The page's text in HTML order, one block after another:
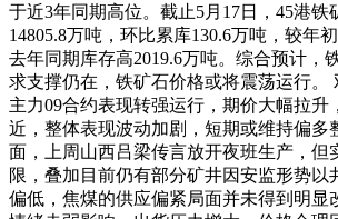
于近3年同期高位。截止5月17日，45港铁
14805.8万吨，环比累库130.6万吨，较年
去年同期库存高2019.6万吨。综合预计，
求支撑仍在，铁矿石价格或将震荡运行。
主力09合约表现转强运行，期价大幅拉升
近，整体表现波动加剧，短期或维持偏多
面，上周山西吕梁传言放开夜班生产，但
限，叠加目前仍有部分矿井因安监形势以
偏低，焦煤的供应偏紧局面并未得到明显